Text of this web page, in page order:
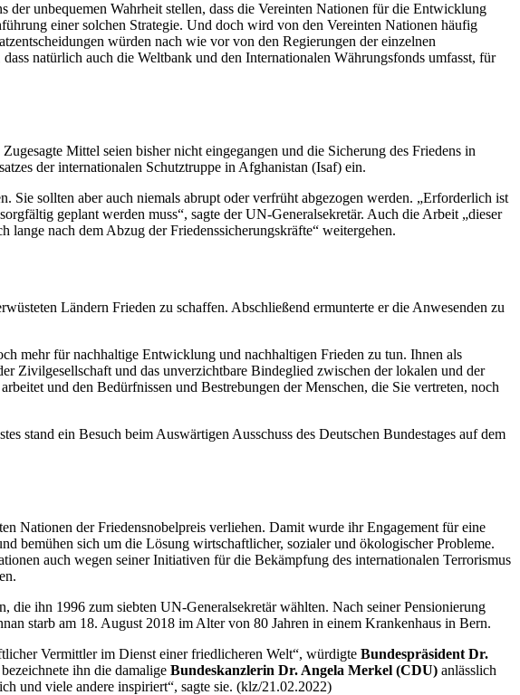
unbequemen Wahrheit stellen, dass die Vereinten Nationen für die Entwicklung
einer solchen Strategie. Und doch wird von den Vereinten Nationen häufig
würden nach wie vor von den Regierungen der einzelnen
natürlich auch die Weltbank und den Internationalen Währungsfonds umfasst, für
Mittel seien bisher nicht eingegangen und die Sicherung des Friedens in
der internationalen Schutztruppe in Afghanistan (Isaf) ein.
sollten aber auch niemals abrupt oder verfrüht abgezogen werden. „Erforderlich ist
geplant werden muss“, sagte der UN-Generalsekretär. Auch die Arbeit „dieser
lange nach dem Abzug der Friedenssicherungskräfte“ weitergehen.
Ländern Frieden zu schaffen. Abschließend ermunterte er die Anwesenden zu
mehr für nachhaltige Entwicklung und nachhaltigen Frieden zu tun. Ihnen als
Zivilgesellschaft und das unverzichtbare Bindeglied zwischen der lokalen und der
und den Bedürfnissen und Bestrebungen der Menschen, die Sie vertreten, noch
stand ein Besuch beim Auswärtigen Ausschuss des Deutschen Bundestages auf dem
Nationen der Friedensnobelpreis verliehen. Damit wurde ihrEngagement für eine
bemühen sich um die Lösung wirtschaftlicher, sozialer und ökologischer Probleme.
auch wegen seiner Initiativen für die Bekämpfung des internationalen Terrorismus
ihn 1996 zum siebten UN-Generalsekretär wählten. Nach seiner Pensionierung
starb am 18. August 2018 im Alter von 80 Jahren in einem Krankenhaus in Bern.
Vermittler im Dienst einer friedlicheren Welt“, würdigte Bundespräsident Dr.
ihn die damalige Bundeskanzlerin Dr. Angela Merkel (CDU) anlässlich
und viele andere inspiriert“, sagte sie. (klz/21.02.2022)